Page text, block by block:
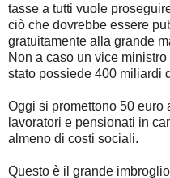
tasse a tutti vuole
ciò che dovrebbe essere
gratuitamente alla grande
Non a caso un vice
stato possiede 400 miliardi
Oggi si promettono 50 euro
lavoratori e pensionati in
almeno di costi sociali.
Questo è il grande